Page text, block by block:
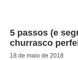
5 passos (e
churrasco
18 de maio de 2018